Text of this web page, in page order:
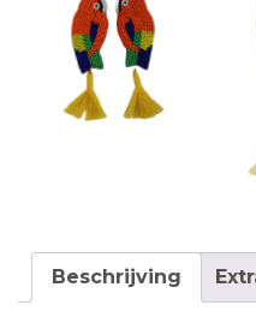
Beschrijving